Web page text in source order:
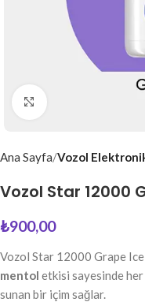
Ana Sayfa Vozol
Vozol Star 12000
₺900,00
Vozol Star 12000 Grape
mentol etkisi sayesinde
sunan bir içim sağlar.